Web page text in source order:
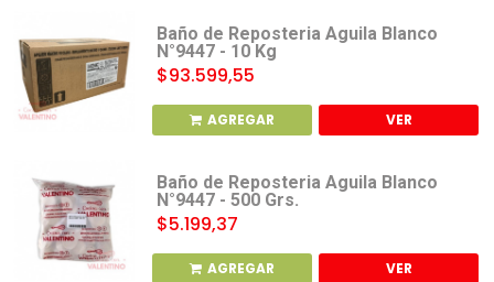
Baño de Reposteria Aguila Blanco
N°9447 - 10 Kg
$93.599,55
AGREGAR VER
Baño de Reposteria Aguila Blanco
N°9447 - 500 Grs.
$5.199,37
AGREGAR VER